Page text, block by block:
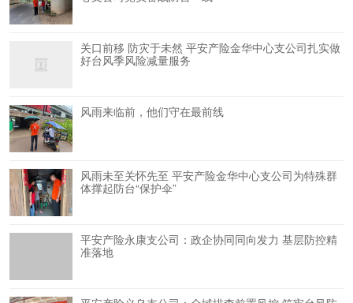
关口前移 防灾于未然 平安产险金华中心支公司扎实做
好台风季风险减量服务
风雨来临前，他们守在最前线
风雨未至关怀先至 平安产险金华中心支公司为特殊群
体撑起防台“保护伞”
平安产险永康支公司：政企协同同向发力 基层防控精
准落地